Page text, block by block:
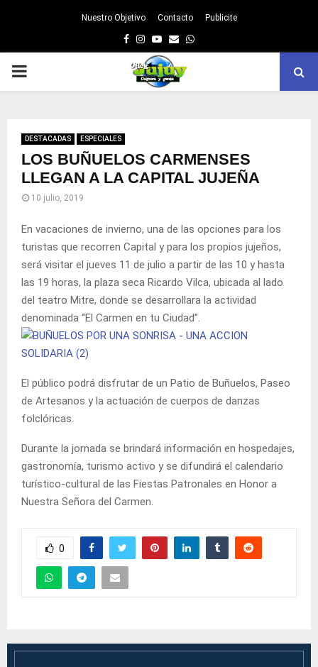
Nuestro Objetivo Contacto Publicite
Facebook
Instagram
Youtube
EmailWhatsapp
PRIMARY
DESTACADAS ESPECIALES
LOS BUÑUELOS CARMENSES
LLEGAN A LA CAPITAL JUJEÑA
10 julio, 2019
En vacaciones de invierno, una de las opciones para los
turistas que recorren Capital y para los propios jujeños,
será visitar el jueves 11 de julio a partir de las 10 y hasta
las 19 horas, la plaza seca Ricardo Vilca, ubicada al lado
del teatro Mitre, donde se desarrollara la actividad
denominada “El Carmen en tu Ciudad”.
El público podrá disfrutar de un Patio de Buñuelos, Paseo
de Artesanos y la actuación de cuerpos de danzas
folclóricas.
Durante la jornada se brindará información en hospedajes,
gastronomía, turismo activo y se difundirá el calendario
turístico-cultural de las Fiestas Patronales en Honor a
Nuestra Señora del Carmen.
0